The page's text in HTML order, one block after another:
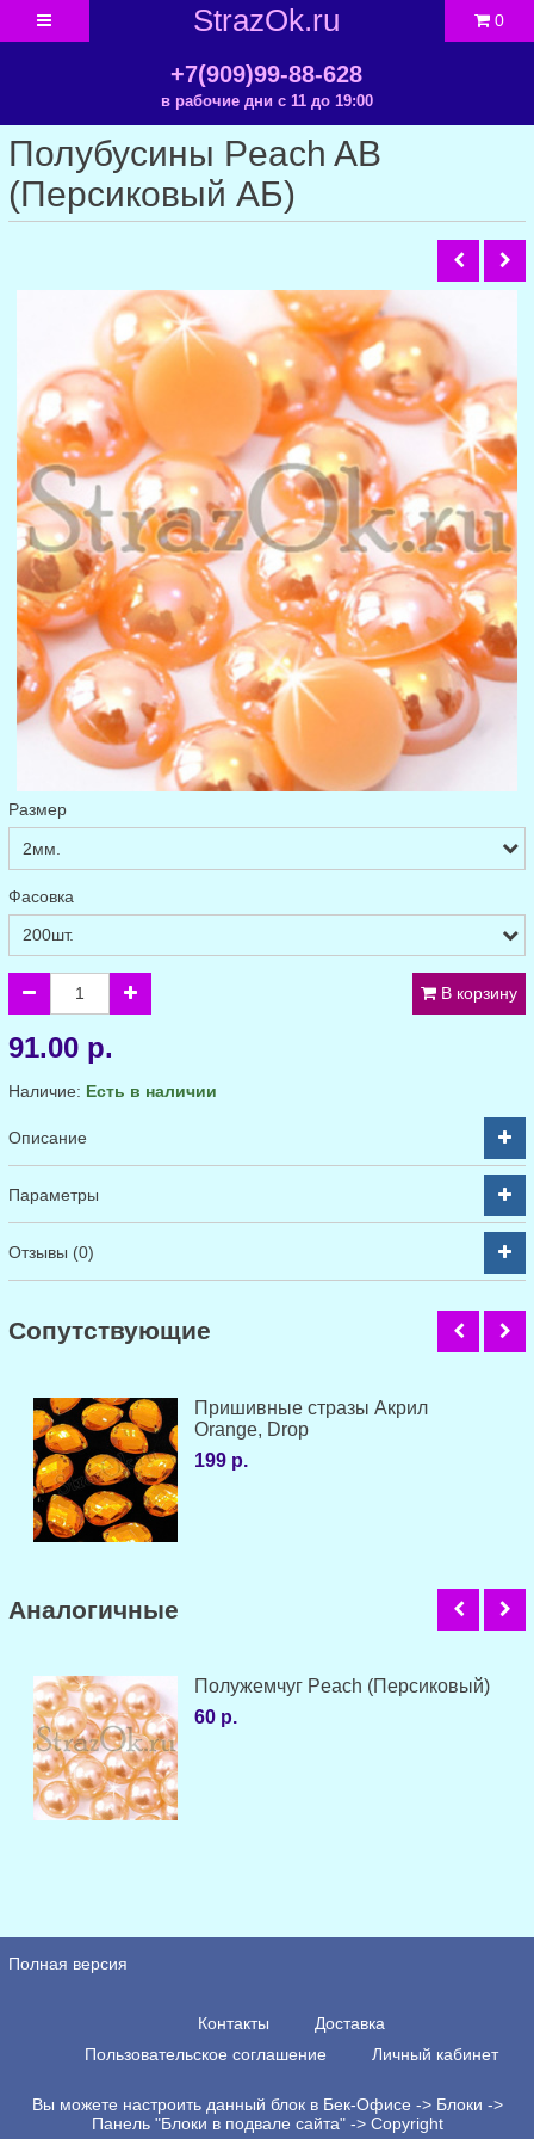
StrazOk.ru
+7(909)99-88-628
в рабочие дни с 11 до 19:00
0
Полубусины Peach AB
(Персиковый АБ)
Размер
Фасовка
В корзину
91.00 р.
Наличие: Есть в наличии
Описание
Параметры
Отзывы (0)
Cопутствующие
Пришивные стразы Акрил
Orange, Drop
199 р.
Аналогичные
Полужемчуг Peach (Персиковый)
60 р.
Полная версия
Контакты
Доставка
Пользовательское соглашение
Личный кабинет
Вы можете настроить данный блок в Бек-Офисе -> Блоки ->
Панель "Блоки в подвале сайта" -> Copyright